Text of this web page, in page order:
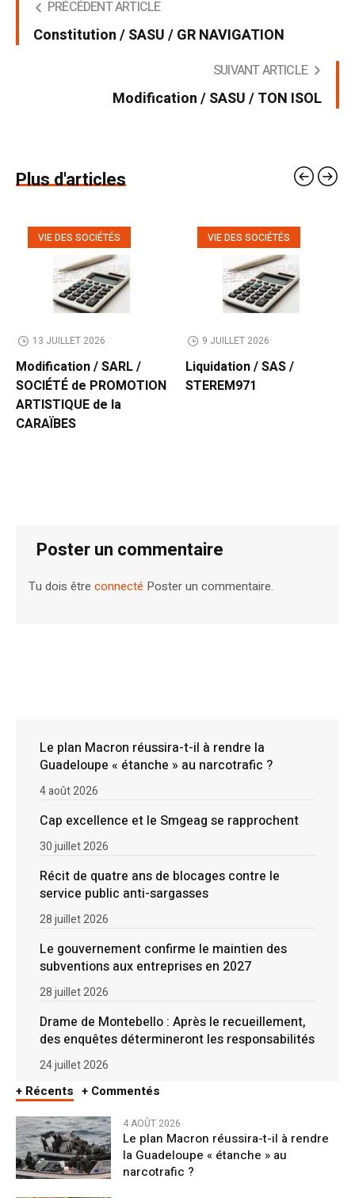
PRÉCÉDENT ARTICLE
Constitution / SASU / GR NAVIGATION
SUIVANT ARTICLE
Modification / SASU / TON ISOL
Plus d'articles
VIE DES SOCIÉTÉS
13 JUILLET 2026
Modification / SARL /
SOCIÉTÉ de PROMOTION
ARTISTIQUE de la
CARAÏBES
VIE DES SOCIÉTÉS
9 JUILLET 2026
Liquidation / SAS /
STEREM971
Poster un commentaire
Tu dois êtreconnecté Poster un commentaire.
Le plan Macron réussira-t-il à rendre la
Guadeloupe « étanche » au narcotrafic ?
4 août 2026
Cap excellence et le Smgeag se rapprochent
30 juillet 2026
Récit de quatre ans de blocages contre le
service public anti-sargasses
28 juillet 2026
Le gouvernement confirme le maintien des
subventions aux entreprises en 2027
28 juillet 2026
Drame de Montebello : Après le recueillement,
des enquêtes détermineront les responsabilités
24 juillet 2026
+ Récents + Commentés
4 AOÛT 2026
Le plan Macron réussira-t-il à rendre
la Guadeloupe « étanche » au
narcotrafic ?